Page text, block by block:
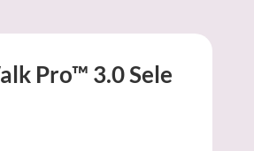
Pro™ 3.0 Sele